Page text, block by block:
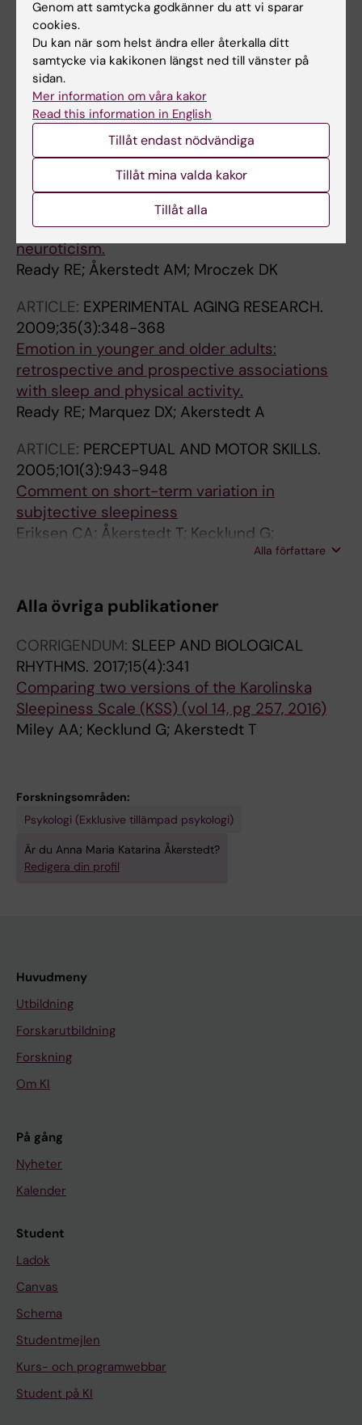
Åkerstedt A; Frempong T; Schrager NL; Patel K;
Naidich TP; Stein V; Spat J; Towns S;
Wasserstein MP; Peter I; Frank Y; Diaz GA
Alla författare
ARTICLE:RESEARCH ON AGING.2012;34(1):56-
79
Evaluative Organization of the Self-Concept in
Younger, Midlife, and Older Adults
Ready RE; Carvalho JO; Akerstedt AM
ARTICLE:AGING & MENTAL HEALTH.
2012;16(1):17-26
Emotional complexity and emotional well-
being in older adults: risks of high
neuroticism.
Ready RE; Åkerstedt AM; Mroczek DK
ARTICLE: EXPERIMENTAL AGING RESEARCH.
2009;35(3):348-368
Emotion in younger and older adults:
retrospective and prospective associations
with sleep and physical activity.
Ready RE; Marquez DX; Akerstedt A
ARTICLE: PERCEPTUAL AND MOTOR SKILLS.
2005;101(3):943-948
Comment on short-term variation in
subjtective sleepiness
Eriksen CA; Åkerstedt T; Kecklund G;
Alla författare
Alla övriga publikationer
CORRIGENDUM: SLEEP AND BIOLOGICAL
RHYTHMS. 2017;15(4):341
Comparing two versions of the Karolinska
Sleepiness Scale (KSS) (vol 14, pg 257, 2016)
Miley AA; Kecklund G; Akerstedt T
Forskningsområden:
Psykologi (Exklusive tillämpad psykologi)
Är du Anna Maria Katarina Åkerstedt?
Redigera din profil
Huvudmeny
Utbildning
Forskarutbildning
Forskning
Om KI
På gång
Nyheter
Kalender
Student
Ladok
Canvas
Schema
Studentmejlen
Kurs- och programwebbar
Student på KI
Genom att samtycka godkänner du att vi sparar
cookies.
Du kan när som helst ändra eller återkalla ditt
samtycke via kakikonen längst ned till vänster på
sidan.
Mer information om våra kakor
Read this information in English
Tillåt endast nödvändiga
Tillåt mina valda kakor
Tillåt alla